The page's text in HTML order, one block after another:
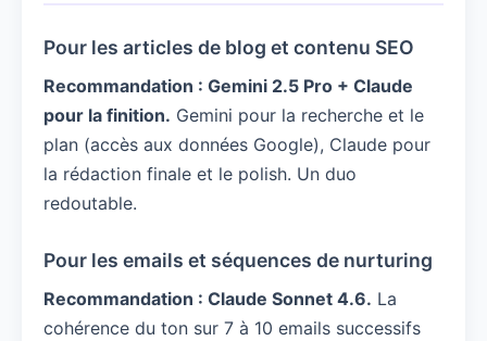
Pour les articles de blog et contenu SEO
Recommandation : Gemini 2.5 Pro + Claude
pour la finition. Gemini pour la recherche et le
plan (accès aux données Google), Claude pour
la rédaction finale et le polish. Un duo
redoutable.
Pour les emails et séquences de nurturing
Recommandation : Claude Sonnet 4.6. La
cohérence du ton sur 7 à 10 emails successifs